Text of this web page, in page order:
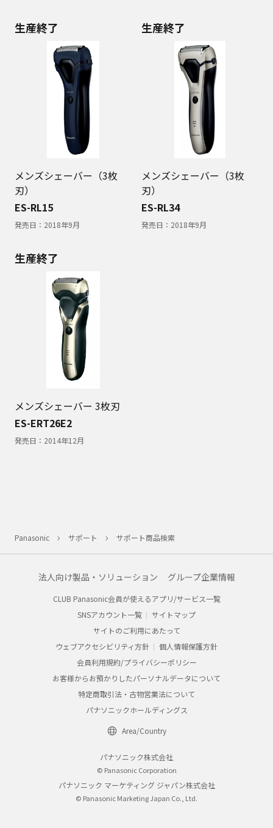
生産終了
メンズシェーバー（3枚
刃）
ES-RL15
発売日： 2018年9月
生産終了
メンズシェーバー（3枚
刃）
ES-RL34
発売日： 2018年9月
生産終了
メンズシェーバー 3枚刃
ES-ERT26E2
発売日： 2014年12月
Panasonic サポート サポート商品検索
法人向け製品・ソリューション グループ企業情報
CLUB Panasonic会員が使えるアプリ/サービス一覧
SNSアカウント一覧
サイトマップ
サイトのご利用にあたって
ウェブアクセシビリティ方針
個人情報保護方針
会員利用規約/プライバシーポリシー
お客様からお預かりしたパーソナルデータについて
特定商取引法・古物営業法について
パナソニックホールディングス
Area/Country
パナソニック株式会社
© Panasonic Corporation
パナソニック マーケティング ジャパン株式会社
© Panasonic Marketing Japan Co., Ltd.